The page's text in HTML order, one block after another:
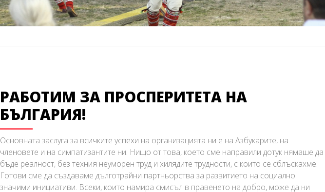
РАБОТИМ ЗА ПРОСПЕРИТЕТА НА
БЪЛГАРИЯ!
Основната заслуга за всичките успехи на организацията ни е на Азбукарите, на
членовете и на симпатизантите ни. Нищо от това, което сме направили дотук нямаше да
бъде реалност, без техния неуморен труд и хилядите трудности, с които се сблъскахме.
Готови сме да създаваме дълготрайни партньорства за развитието на социално
значими инициативи. Всеки, които намира смисъл в правенето на добро, може да ни